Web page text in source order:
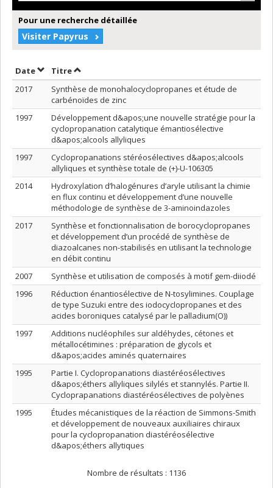
Pour une recherche détaillée
Visiter Papyrus
DateTrier par date en ordre croissant
TitreTrier par titre en ordre croissant
2017
Synthèse de monohalocyclopropanes et étude de
carbénoïdes de zinc
1997
Développement d&apos;une nouvelle stratégie pour la
cyclopropanation catalytique émantiosélective
d&apos;alcools allyliques
1997
Cyclopropanations stéréosélectives d&apos;alcools
allyliques et synthèse totale de (+)-U-106305
2014
Hydroxylation d’halogénures d’aryle utilisant la chimie
en flux continu et développement d’une nouvelle
méthodologie de synthèse de 3-aminoindazoles
2017
Synthèse et fonctionnalisation de borocyclopropanes
et développement d’un procédé de synthèse de
diazoalcanes non-stabilisés en utilisant la technologie
en débit continu
2007
Synthèse et utilisation de composés à motif gem-diiodé
1996
Réduction énantiosélective de N-tosylimines. Couplage
de type Suzuki entre des iodocyclopropanes et des
acides boroniques catalysé par le palladium(O))
1997
Additions nucléophiles sur aldéhydes, cétones et
métallocétimines : préparation de glycols et
d&apos;acides aminés quaternaires
1995
Partie I. Cyclopropanations diastéréosélectives
d&apos;éthers allyliques silylés et stannylés. Partie II.
Cycloprapanations diastéréosélectives de polyènes
1995
Études mécanistiques de la réaction de Simmons-Smith
et développement de nouveaux auxiliaires chiraux
pour la cyclopropanation diastéréosélective
d&apos;éthers allytiques
Nombre de résultats : 1136